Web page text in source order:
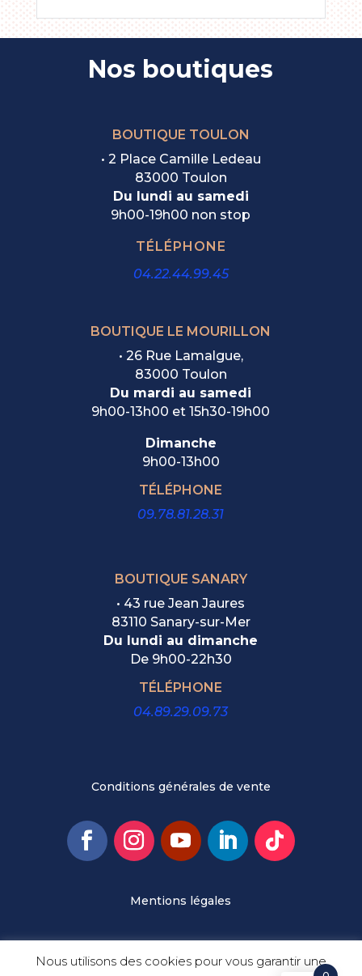
36,80€
Nos boutiques
BOUTIQUE TOULON
• 2 Place Camille Ledeau
83000 Toulon
Du lundi au samedi
9h00-19h00 non stop
TÉLÉPHONE
04.22.44.99.45
BOUTIQUE LE MOURILLON
• 26 Rue Lamalgue,
83000 Toulon
Du mardi au samedi
9h00-13h00 et 15h30-19h00
Dimanche
9h00-13h00
TÉLÉPHONE
09.78.81.28.31
BOUTIQUE SANARY
• 43 rue Jean Jaures
83110 Sanary-sur-Mer
Du lundi au dimanche
De 9h00-22h30
TÉLÉPHONE
04.89.29.09.73
Conditions générales de vente
Mentions légales
© Cafés Maurice
Nous utilisons des cookies pour vous garantir une